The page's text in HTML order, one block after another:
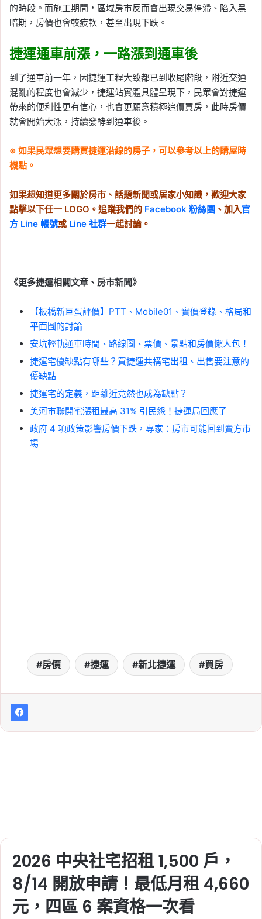
的時段。而施工期間，區域房市反而會出現交易停滯、陷入黑
暗期，房價也會較疲軟，甚至出現下跌。
捷運通車前漲，一路漲到通車後
到了通車前一年，因捷運工程大致都已到收尾階段，附近交通
混亂的程度也會減少，捷運站實體具體呈現下，民眾會對捷運
帶來的便利性更有信心，也會更願意積極追價買房，此時房價
就會開始大漲，持續發酵到通車後。
※ 如果民眾想要購買捷運沿線的房子，可以參考以上的購屋時
機點。
如果想知道更多關於房市、話題新聞或居家小知識，歡迎大家
點擊以下任一 LOGO。追蹤我們的 Facebook 粉絲團 、加入官
方 Line 帳號或 Line 社群一起討論。
《更多捷運相關文章、房市新聞》
【板橋新巨蛋評價】PTT、Mobile01、實價登錄、格局和
平面圖的討論
安坑輕軌通車時間、路線圖、票價、景點和房價懶人包！
捷運宅優缺點有哪些？買捷運共構宅出租、出售要注意的
優缺點
捷運宅的定義，距離近竟然也成為缺點？
美河市聯開宅漲租最高 31% 引民怨！捷運局回應了
政府 4 項政策影響房價下跌，專家：房市可能回到賣方市
場
房價 捷運 新北捷運 買房
2026 中央社宅招租 1,500 戶，
8/14 開放申請！最低月租 4,660
元，四區 6 案資格一次看